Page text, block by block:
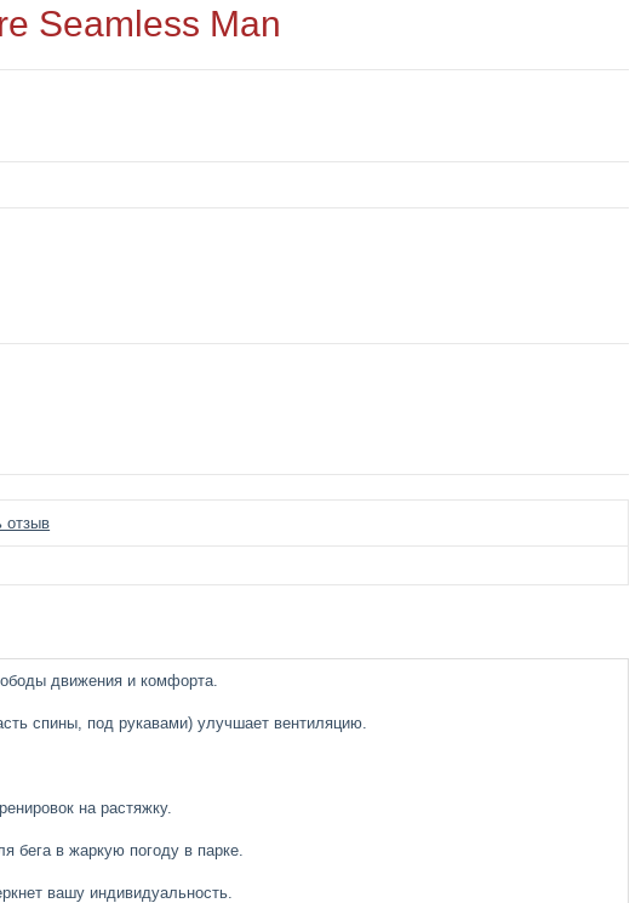
Seamless Man
отзыв
движения и комфорта.
спины, под рукавами) улучшает вентиляцию.
на растяжку.
бега в жаркую погоду в парке.
вашу индивидуальность.